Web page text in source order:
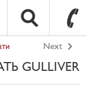
Next
GULLIVER